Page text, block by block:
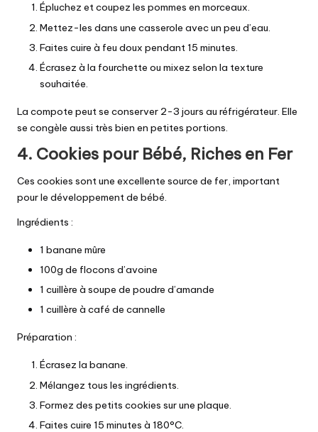
Épluchez et coupez les pommes en morceaux.
Mettez-les dans une casserole avec un peu d’eau.
Faites cuire à feu doux pendant 15 minutes.
Écrasez à la fourchette ou mixez selon la texture
souhaitée.
La compote peut se conserver 2-3 jours au réfrigérateur. Elle
se congèle aussi très bien en petites portions.
4. Cookies pour Bébé, Riches en Fer
Ces cookies sont une excellente source de fer, important
pour le développement de bébé.
Ingrédients :
1 banane mûre
100g de flocons d’avoine
1 cuillère à soupe de poudre d’amande
1 cuillère à café de cannelle
Préparation :
Écrasez la banane.
Mélangez tous les ingrédients.
Formez des petits cookies sur une plaque.
Faites cuire 15 minutes à 180°C.